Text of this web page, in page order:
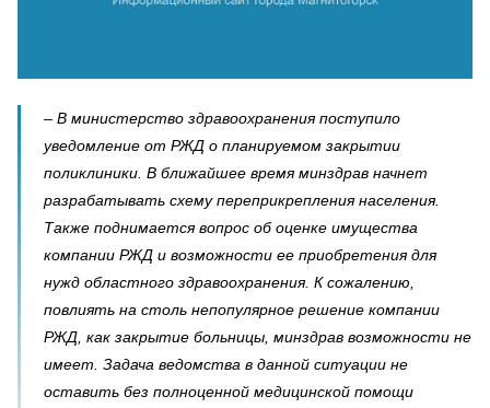
– В министерство здравоохранения поступило
уведомление от РЖД о планируемом закрытии
поликлиники. В ближайшее время минздрав начнет
разрабатывать схему переприкрепления населения.
Также поднимается вопрос об оценке имущества
компании РЖД и возможности ее приобретения для
нужд областного здравоохранения. К сожалению,
повлиять на столь непопулярное решение компании
РЖД, как закрытие больницы, минздрав возможности не
имеет. Задача ведомства в данной ситуации не
оставить без полноценной медицинской помощи